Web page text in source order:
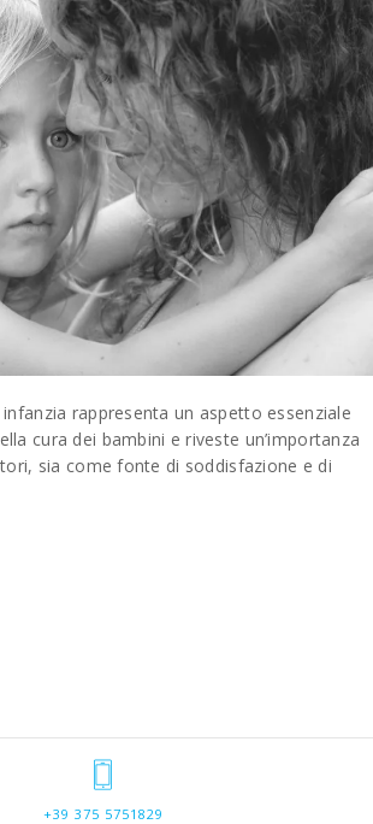
rappresenta un aspetto essenziale
cura dei bambini e riveste un’importanza
sia come fonte di soddisfazione e di
+39 375 5751829